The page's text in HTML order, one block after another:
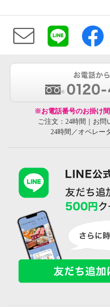
※お電話番号のお掛け間
ご注文：24時間｜お問
24時間／オペレー